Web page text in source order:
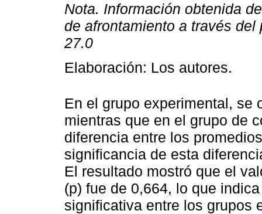
Nota. Información obtenida
de afrontamiento a través
27.0
Elaboración: Los autores.
En el grupo experimental, se
mientras que en el grupo de
diferencia entre los
significancia de esta
El resultado mostró que el
(p) fue de 0,664, lo que
significativa entre los grupos